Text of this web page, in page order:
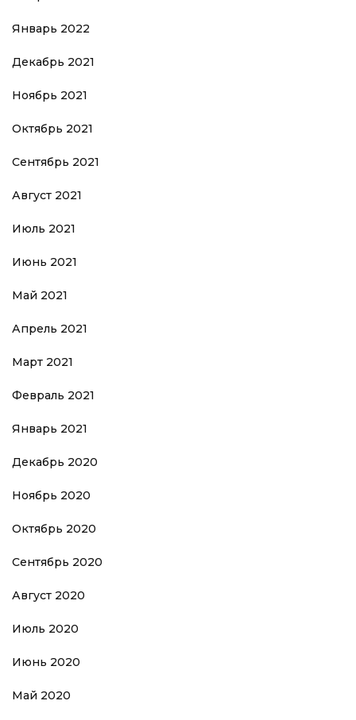
Январь 2022
Декабрь 2021
Ноябрь 2021
Октябрь 2021
Сентябрь 2021
Август 2021
Июль 2021
Июнь 2021
Май 2021
Апрель 2021
Март 2021
Февраль 2021
Январь 2021
Декабрь 2020
Ноябрь 2020
Октябрь 2020
Сентябрь 2020
Август 2020
Июль 2020
Июнь 2020
Май 2020